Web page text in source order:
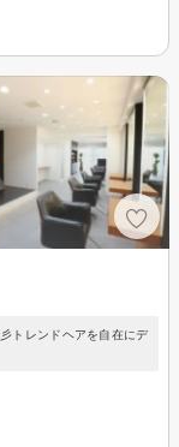
トレンドヘアを自在にデ